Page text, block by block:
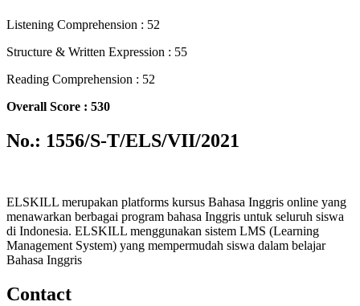
Listening Comprehension : 52
Structure & Written Expression : 55
Reading Comprehension : 52
Overall Score : 530
No.: 1556/S-T/ELS/VII/2021
ELSKILL merupakan platforms kursus Bahasa Inggris online yang
menawarkan berbagai program bahasa Inggris untuk seluruh siswa
di Indonesia. ELSKILL menggunakan sistem LMS (Learning
Management System) yang mempermudah siswa dalam belajar
Bahasa Inggris
Contact